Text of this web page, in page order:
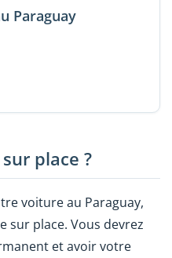
Paraguay
place ?
voiture au Paraguay,
sur place. Vous devrez
et avoir votre